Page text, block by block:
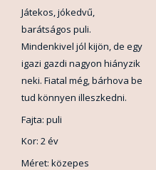
Játekos, jókedvű,
barátságos puli.
Mindenkivel jól kijön, de egy
igazi gazdi nagyon hiányzik
neki. Fiatal még, bárhova be
tud könnyen illeszkedni.
Fajta: puli
Kor: 2 év
Méret: közepes